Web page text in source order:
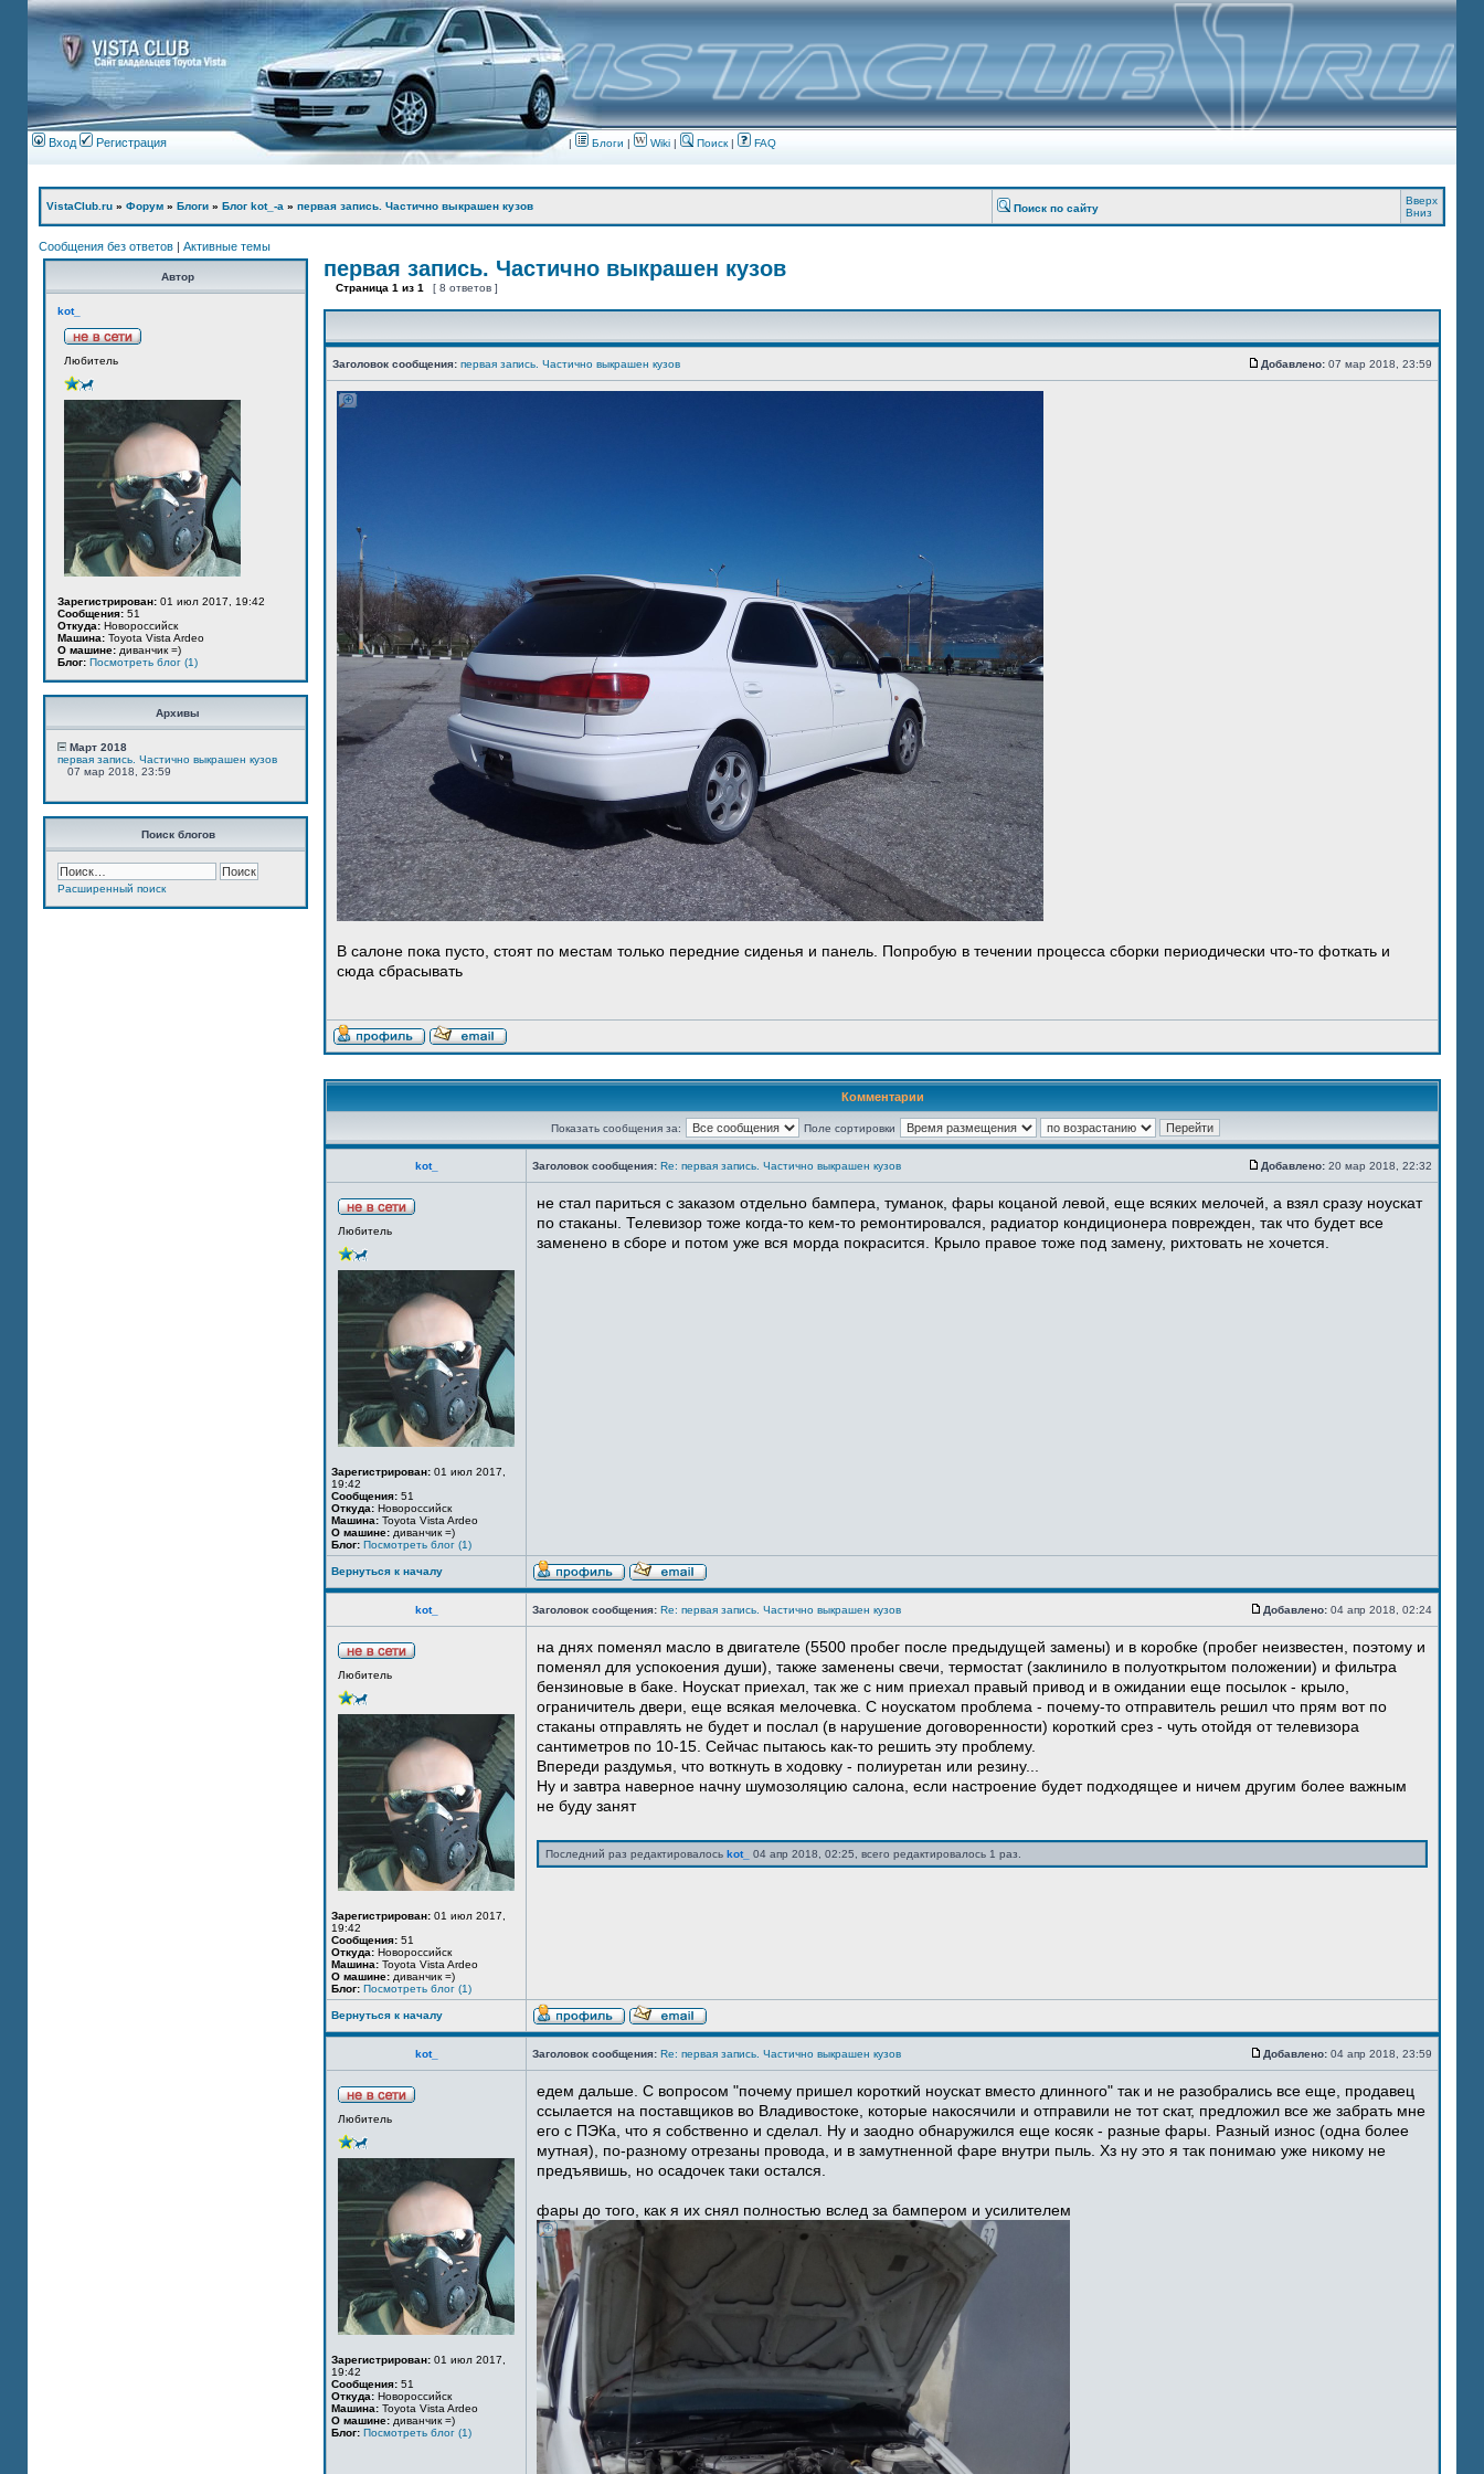
Вход Регистрация | Блоги | Wiki | Поиск| FAQ
VistaClub.ru » Форум » Блоги » Блог kot_-а » первая запись. Частично выкрашен кузов Поиск по сайту
Вверх
Вниз
Сообщения без ответов | Активные темы
Автор
kot_
Любитель
Зарегистрирован: 01 июл 2017, 19:42
Сообщения: 51
Откуда: Новороссийск
Машина: Toyota Vista Ardeo
О машине: диванчик =)
Блог: Посмотреть блог (1)
Архивы
Март 2018
первая запись. Частично выкрашен кузов
07 мар 2018, 23:59
Поиск блогов
Расширенный поиск
первая запись. Частично выкрашен кузов
Страница 1 из 1 [ 8 ответов ]
Заголовок сообщения: первая запись. Частично выкрашен кузов Добавлено: 07 мар 2018, 23:59
В салоне пока пусто, стоят по местам только передние сиденья и панель. Попробую в течении процесса сборки периодически что-то фоткать и
сюда сбрасывать
Комментарии
Показать сообщения за: Поле сортировки
kot_ Заголовок сообщения: Re: первая запись. Частично выкрашен кузов Добавлено: 20 мар 2018, 22:32
Любитель
Зарегистрирован: 01 июл 2017,
19:42
Сообщения: 51
Откуда: Новороссийск
Машина: Toyota Vista Ardeo
О машине: диванчик =)
Блог: Посмотреть блог (1)
не стал париться с заказом отдельно бампера, туманок, фары коцаной левой, еще всяких мелочей, а взял сразу ноускат
по стаканы. Телевизор тоже когда-то кем-то ремонтировался, радиатор кондиционера поврежден, так что будет все
заменено в сборе и потом уже вся морда покрасится. Крыло правое тоже под замену, рихтовать не хочется.
Вернуться к началу
kot_ Заголовок сообщения: Re: первая запись. Частично выкрашен кузов Добавлено: 04 апр 2018, 02:24
Любитель
Зарегистрирован: 01 июл 2017,
19:42
Сообщения: 51
Откуда: Новороссийск
Машина: Toyota Vista Ardeo
О машине: диванчик =)
Блог: Посмотреть блог (1)
на днях поменял масло в двигателе (5500 пробег после предыдущей замены) и в коробке (пробег неизвестен, поэтому и
поменял для успокоения души), также заменены свечи, термостат (заклинило в полуоткрытом положении) и фильтра
бензиновые в баке. Ноускат приехал, так же с ним приехал правый привод и в ожидании еще посылок - крыло,
ограничитель двери, еще всякая мелочевка. С ноускатом проблема - почему-то отправитель решил что прям вот по
стаканы отправлять не будет и послал (в нарушение договоренности) короткий срез - чуть отойдя от телевизора
сантиметров по 10-15. Сейчас пытаюсь как-то решить эту проблему.
Впереди раздумья, что воткнуть в ходовку - полиуретан или резину...
Ну и завтра наверное начну шумозоляцию салона, если настроение будет подходящее и ничем другим более важным
не буду занят
Последний раз редактировалось kot_ 04 апр 2018, 02:25, всего редактировалось 1 раз.
Вернуться к началу
kot_ Заголовок сообщения: Re: первая запись. Частично выкрашен кузов Добавлено: 04 апр 2018, 23:59
Любитель
Зарегистрирован: 01 июл 2017,
19:42
Сообщения: 51
Откуда: Новороссийск
Машина: Toyota Vista Ardeo
О машине: диванчик =)
Блог: Посмотреть блог (1)
едем дальше. С вопросом "почему пришел короткий ноускат вместо длинного" так и не разобрались все еще, продавец
ссылается на поставщиков во Владивостоке, которые накосячили и отправили не тот скат, предложил все же забрать мне
его с ПЭКа, что я собственно и сделал. Ну и заодно обнаружился еще косяк - разные фары. Разный износ (одна более
мутная), по-разному отрезаны провода, и в замутненной фаре внутри пыль. Хз ну это я так понимаю уже никому не
предъявишь, но осадочек таки остался.
фары до того, как я их снял полностью вслед за бампером и усилителем